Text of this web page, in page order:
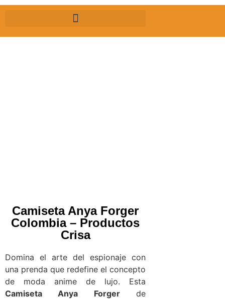
Camiseta Anya Forger
Colombia – Productos
Crisa
Domina el arte del espionaje con
una prenda que redefine el concepto
de moda anime de lujo. Esta
Camiseta Anya Forgerde